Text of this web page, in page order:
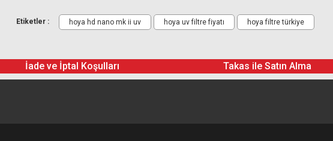
Hoya 62mm HD Nano MK II UV Filtre
Etiketler : hoya hd nano mk ii uv hoya uv filtre fiyatı hoya filtre türkiye
İade ve İptal Koşulları Takas ile Satın Alma